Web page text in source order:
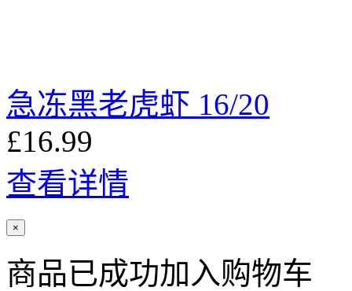
急冻黑老虎虾 16/20
£16.99
查看详情
×
商品已成功加入购物车